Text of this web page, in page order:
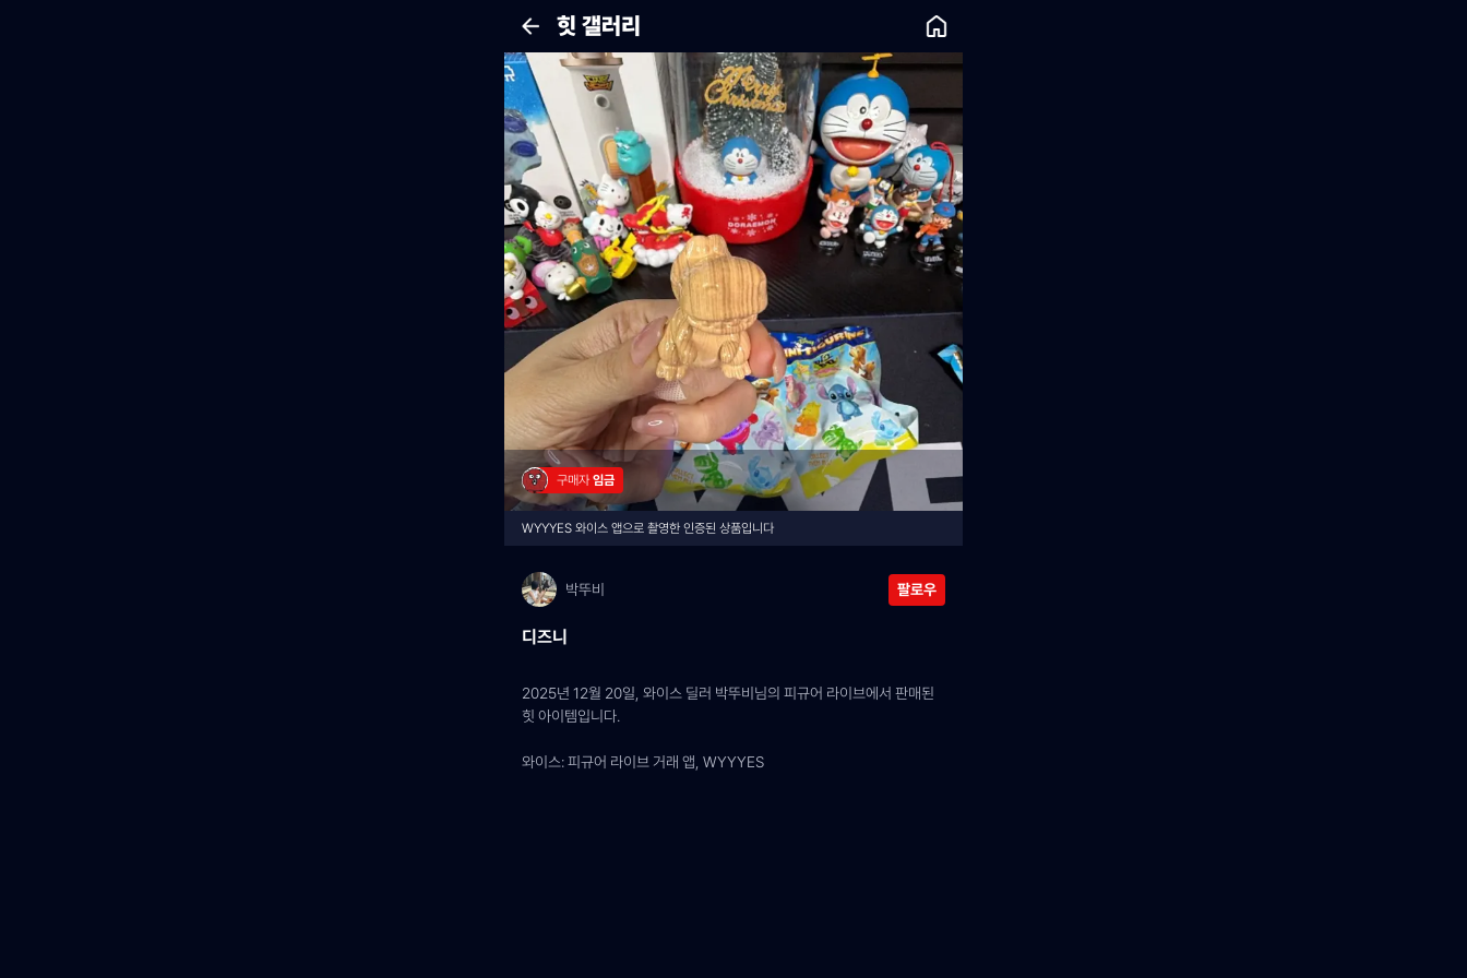
힛 갤러리
구매자 임금
WYYYES 와이스 앱으로 촬영한 인증된 상품입니다
박뚜비 팔로우
디즈니
2025년 12월 20일, 와이스 딜러 박뚜비님의 피규어 라이브에서 판매된
힛 아이템입니다.
와이스: 피규어 라이브 거래 앱, WYYYES